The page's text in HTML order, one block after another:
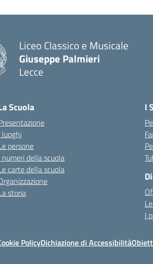
Liceo Classico e Musicale
Giuseppe Palmieri
Lecce
Scuola
luoghi
persone
numeri della scuola
carte della scuola
storia
I
I
PolicyDichiazione di Accessibilità